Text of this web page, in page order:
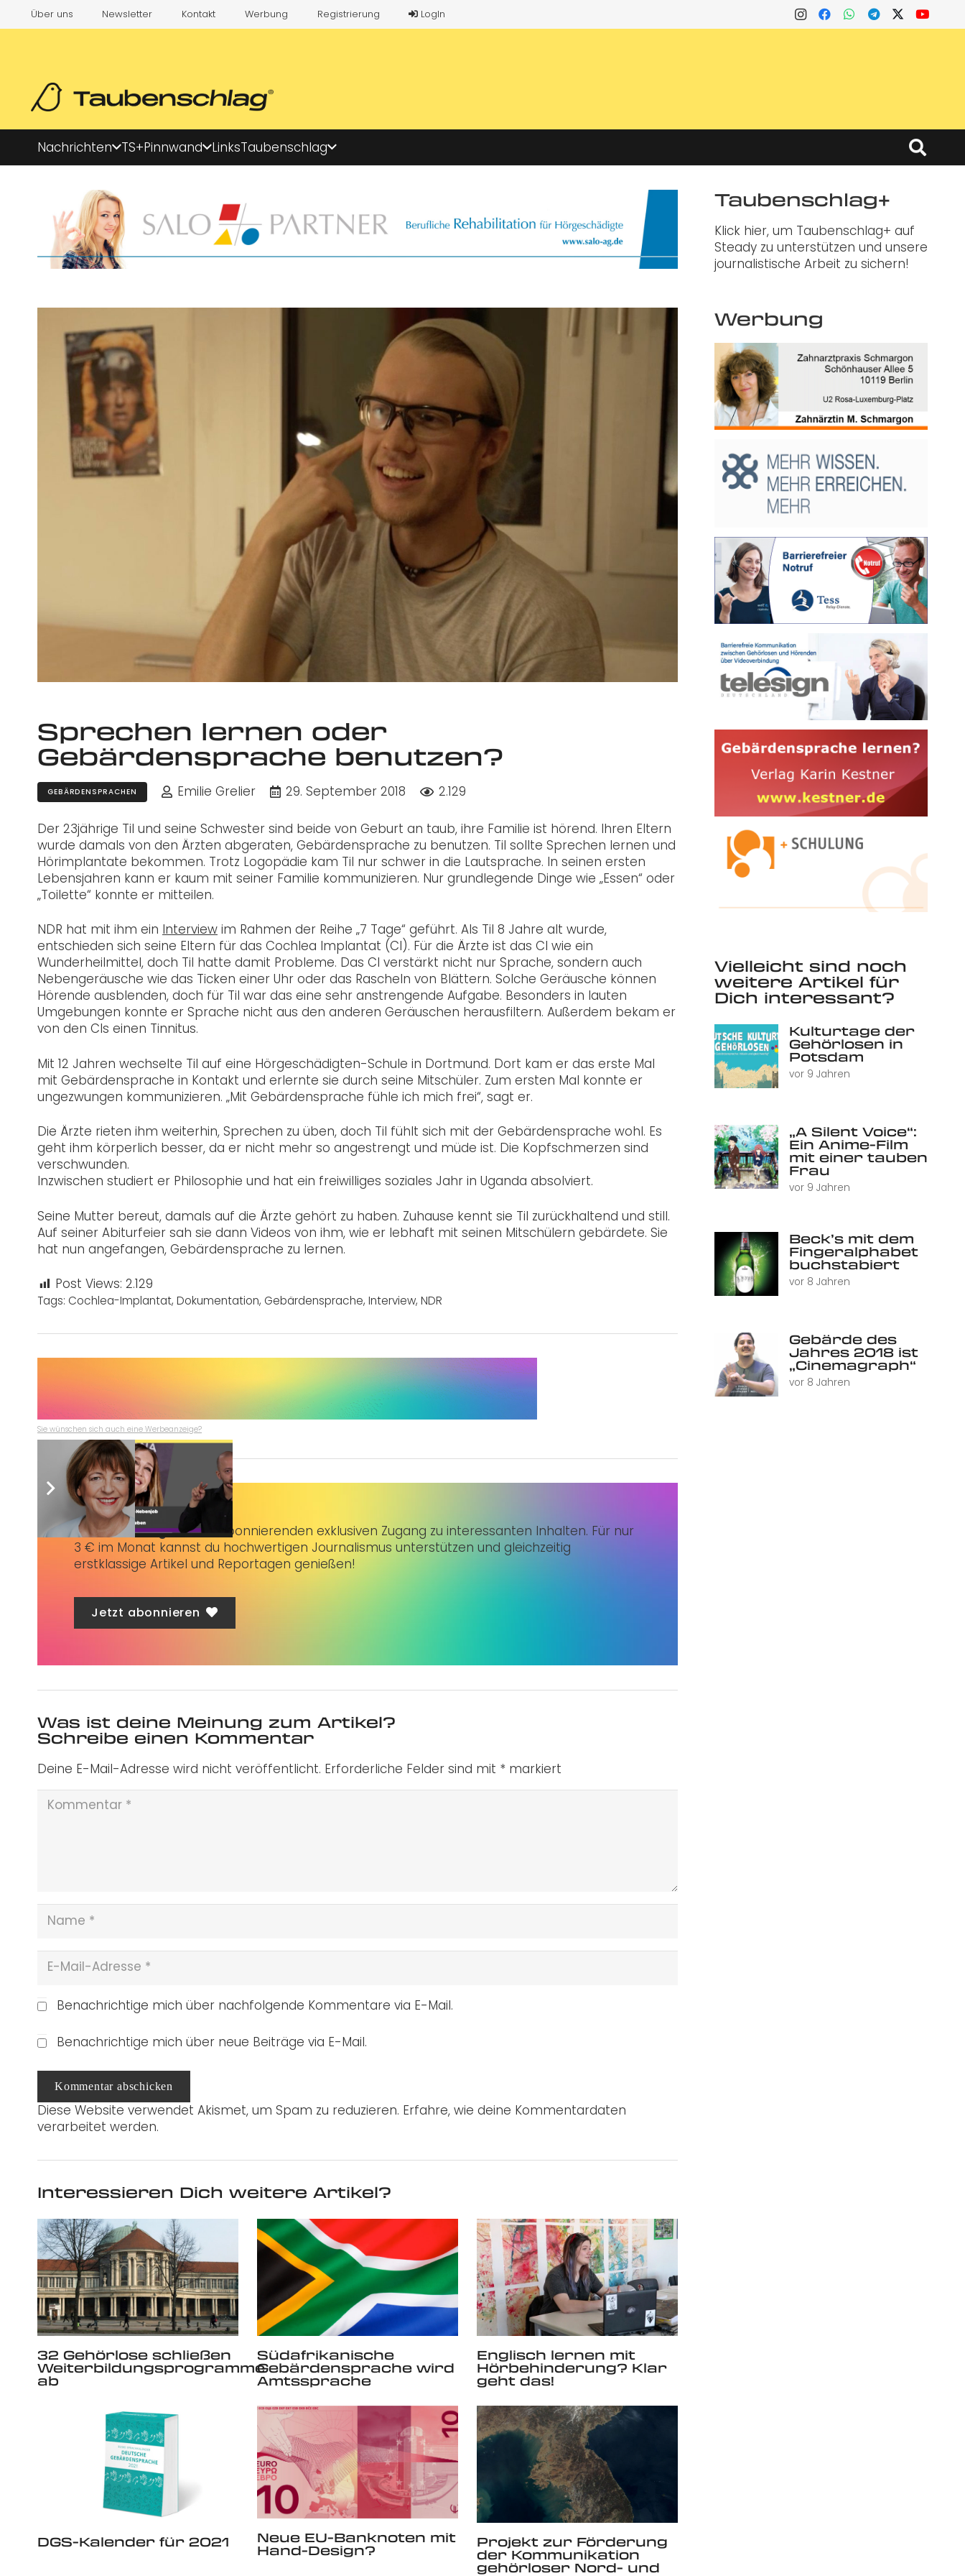
Über uns Newsletter Kontakt Werbung Registrierung LogIn
Nachrichten TS+Pinnwand LinksTaubenschlag
Sprechen lernen oder
Gebärdensprache benutzen?
GEBÄRDENSPRACHEN Emilie Grelier 29. September 2018 2.129
Der 23jährige Til und seine Schwester sind beide von Geburt an taub, ihre Familie ist hörend. Ihren Eltern
wurde damals von den Ärzten abgeraten, Gebärdensprache zu benutzen. Til sollte Sprechen lernen und
Hörimplantate bekommen. Trotz Logopädie kam Til nur schwer in die Lautsprache. In seinen ersten
Lebensjahren kann er kaum mit seiner Familie kommunizieren. Nur grundlegende Dinge wie „Essen“ oder
„Toilette“ konnte er mitteilen.
NDR hat mit ihm ein Interview im Rahmen der Reihe „7 Tage“ geführt. Als Til 8 Jahre alt wurde,
entschieden sich seine Eltern für das Cochlea Implantat (CI). Für die Ärzte ist das CI wie ein
Wunderheilmittel, doch Til hatte damit Probleme. Das CI verstärkt nicht nur Sprache, sondern auch
Nebengeräusche wie das Ticken einer Uhr oder das Rascheln von Blättern. Solche Geräusche können
Hörende ausblenden, doch für Til war das eine sehr anstrengende Aufgabe. Besonders in lauten
Umgebungen konnte er Sprache nicht aus den anderen Geräuschen herausfiltern. Außerdem bekam er
von den CIs einen Tinnitus.
Mit 12 Jahren wechselte Til auf eine Hörgeschädigten-Schule in Dortmund. Dort kam er das erste Mal
mit Gebärdensprache in Kontakt und erlernte sie durch seine Mitschüler. Zum ersten Mal konnte er
ungezwungen kommunizieren. „Mit Gebärdensprache fühle ich mich frei“, sagt er.
Die Ärzte rieten ihm weiterhin, Sprechen zu üben, doch Til fühlt sich mit der Gebärdensprache wohl. Es
geht ihm körperlich besser, da er nicht mehr so angestrengt und müde ist. Die Kopfschmerzen sind
verschwunden.
Inzwischen studiert er Philosophie und hat ein freiwilliges soziales Jahr in Uganda absolviert.
Seine Mutter bereut, damals auf die Ärzte gehört zu haben. Zuhause kennt sie Til zurückhaltend und still.
Auf seiner Abiturfeier sah sie dann Videos von ihm, wie er lebhaft mit seinen Mitschülern gebärdete. Sie
hat nun angefangen, Gebärdensprache zu lernen.
Post Views: 2.129
Tags: Cochlea-Implantat, Dokumentation, Gebärdensprache, Interview, NDR
Sie wünschen sich auch eine Werbeanzeige?
Taubenschlag+bietet Abonnierenden exklusiven Zugang zu interessanten Inhalten. Für nur
3 € im Monat kannst du hochwertigen Journalismus unterstützen und gleichzeitig
erstklassige Artikel und Reportagen genießen!
Jetzt abonnieren
Was ist deine Meinung zum Artikel?
Schreibe einen Kommentar
Deine E-Mail-Adresse wird nicht veröffentlicht. Erforderliche Felder sind mit * markiert
Benachrichtige mich über nachfolgende Kommentare via E-Mail.
Benachrichtige mich über neue Beiträge via E-Mail.
Kommentar abschicken
Diese Website verwendet Akismet, um Spam zu reduzieren. Erfahre, wie deine Kommentardaten
verarbeitet werden.
Interessieren Dich weitere Artikel?
32 Gehörlose schließen
Weiterbildungsprogramme
ab
Südafrikanische
Gebärdensprache wird
Amtssprache
Englisch lernen mit
Hörbehinderung? Klar
geht das!
DGS-Kalender für 2021 Neue EU-Banknoten mit
Hand-Design? Projekt zur Förderung
der Kommunikation
gehörloser Nord- und
Taubenschlag+
Klick hier, um Taubenschlag+ auf
Steady zu unterstützen und unsere
journalistische Arbeit zu sichern!
Werbung
Vielleicht sind noch
weitere Artikel für
Dich interessant?
Kulturtage der
Gehörlosen in
Potsdam
vor 9 Jahren
„A Silent Voice“:
Ein Anime-Film
mit einer tauben
Frau
vor 9 Jahren
Beck’s mit dem
Fingeralphabet
buchstabiert
vor 8 Jahren
Gebärde des
Jahres 2018 ist
„Cinemagraph“
vor 8 Jahren